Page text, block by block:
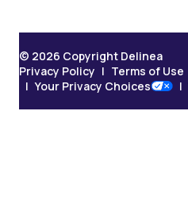
© 2026 Copyright Delinea
Privacy Policy
Terms of Use
Your Privacy Choices